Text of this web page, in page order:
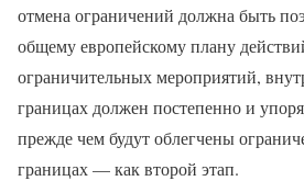
отмена ограничений должна быть
общему европейскому плану
ограничительных мероприятий,
границах должен постепенно и
прежде чем будут облегчены
границах — как второй этап.